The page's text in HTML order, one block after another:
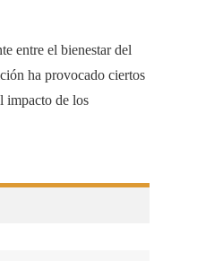
entre el bienestar del
ha provocado ciertos
impacto de los